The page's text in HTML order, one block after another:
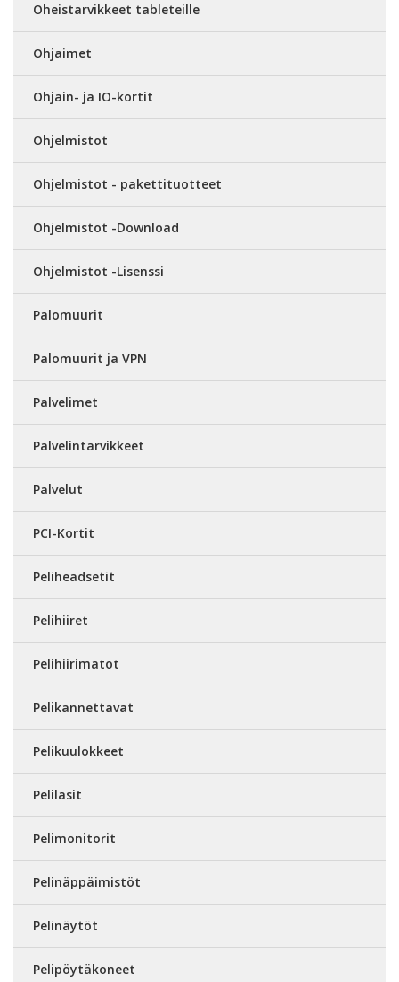
Oheistarvikkeet tableteille
Ohjaimet
Ohjain- ja IO-kortit
Ohjelmistot
Ohjelmistot - pakettituotteet
Ohjelmistot -Download
Ohjelmistot -Lisenssi
Palomuurit
Palomuurit ja VPN
Palvelimet
Palvelintarvikkeet
Palvelut
PCI-Kortit
Peliheadsetit
Pelihiiret
Pelihiirimatot
Pelikannettavat
Pelikuulokkeet
Pelilasit
Pelimonitorit
Pelinäppäimistöt
Pelinäytöt
Pelipöytäkoneet